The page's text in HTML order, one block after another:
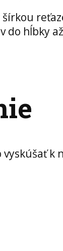
do hĺbky
k